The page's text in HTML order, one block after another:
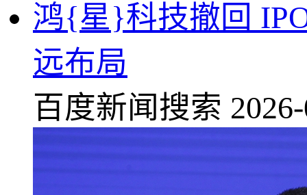
鸿{星}科技撤回
远布局
百度新闻搜索